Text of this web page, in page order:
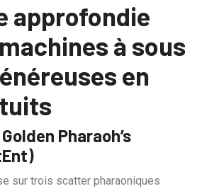
approfondie
à sous
en
Pharaoh’s
sur trois scatter pharaoniques